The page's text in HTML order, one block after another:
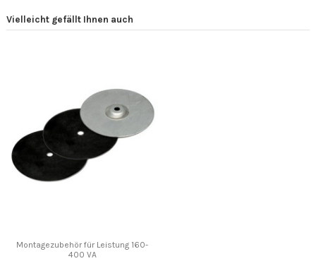
Vielleicht gefällt Ihnen auch
Montagezubehör für Leistung 160-
400 VA